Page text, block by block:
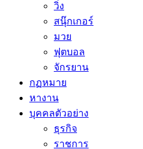
วิ่ง
สนุ๊กเกอร์
มวย
ฟุตบอล
จักรยาน
กฏหมาย
หางาน
บุคคลตัวอย่าง
ธุรกิจ
ราชการ